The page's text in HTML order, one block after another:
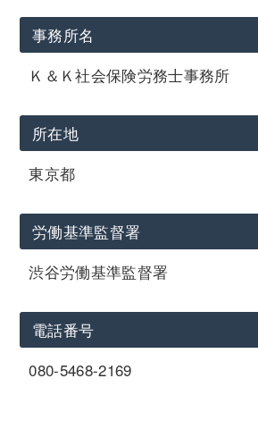
事務所名
Ｋ＆Ｋ社会保険労務士事務所
所在地
東京都
労働基準監督署
渋谷労働基準監督署
電話番号
080-5468-2169